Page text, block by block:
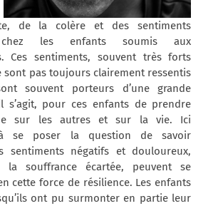
de la colère et des sentiments
chez les enfants soumis aux
Ces sentiments, souvent très forts
sont pas toujours clairement ressentis
souvent porteurs d’une grande
s’agit, pour ces enfants de prendre
sur les autres et sur la vie. Ici
à se poser la question de savoir
sentiments négatifs et douloureux,
la souffrance écartée, peuvent se
cette force de résilience. Les enfants
ont pu surmonter en partie leur